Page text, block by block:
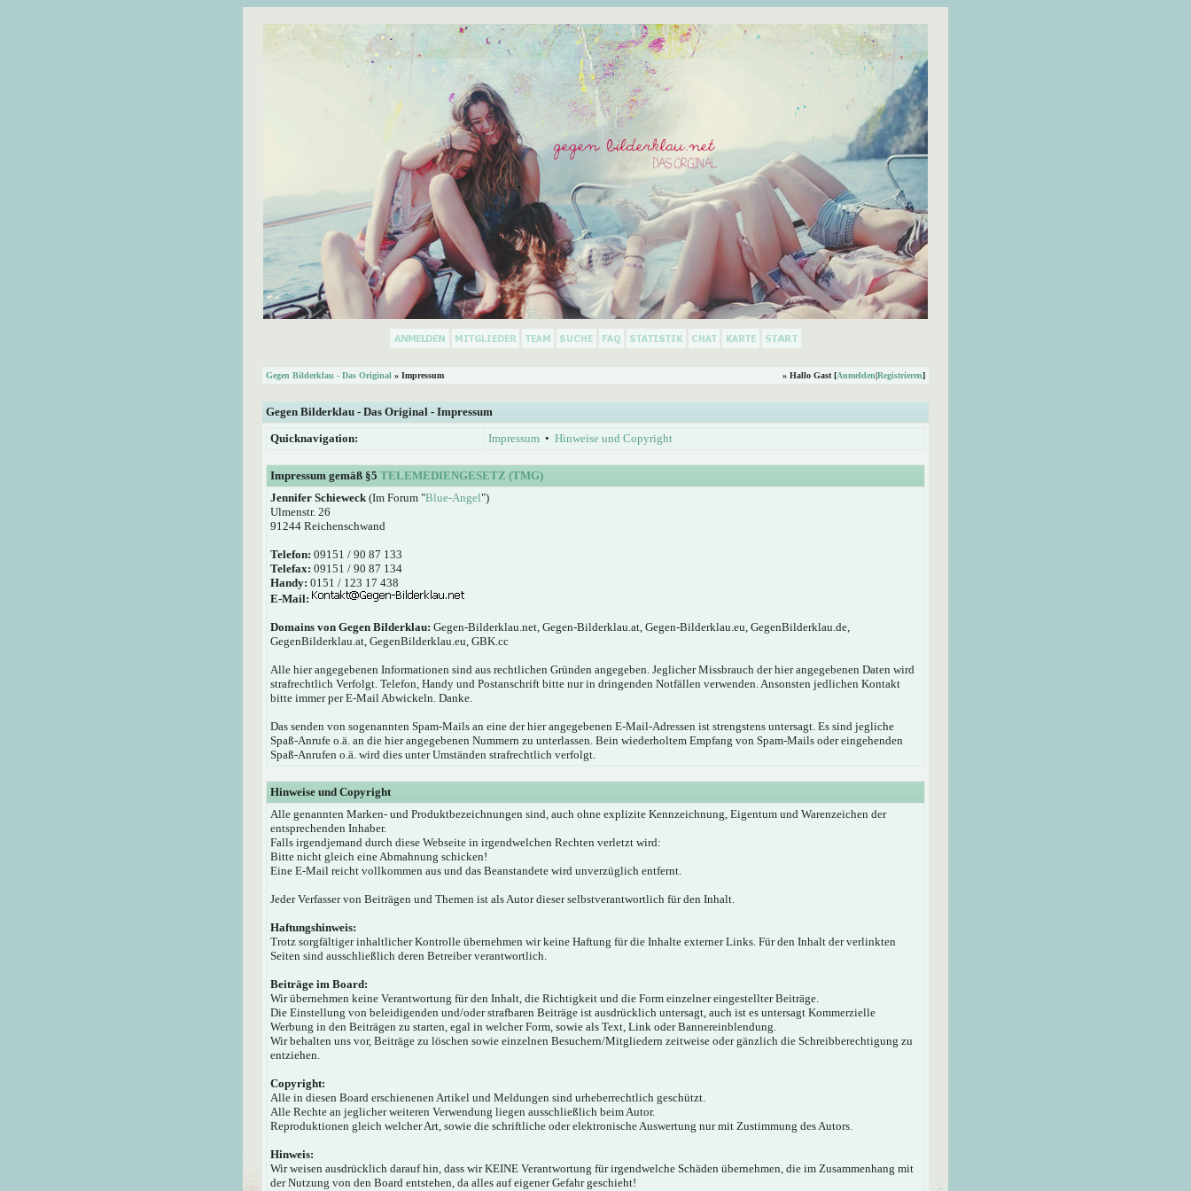
Gegen Bilderklau - Das Original » Impressum » Hallo Gast [Anmelden|Registrieren]
Gegen Bilderklau - Das Original - Impressum
Quicknavigation:
Impressum • Hinweise und Copyright
Impressum gemäß §5 TELEMEDIENGESETZ (TMG)
Jennifer Schieweck (Im Forum "Blue-Angel")
Ulmenstr. 26
91244 Reichenschwand
Telefon: 09151 / 90 87 133
Telefax: 09151 / 90 87 134
Handy: 0151 / 123 17 438
E-Mail:
Domains von Gegen Bilderklau: Gegen-Bilderklau.net, Gegen-Bilderklau.at, Gegen-Bilderklau.eu, GegenBilderklau.de,
GegenBilderklau.at, GegenBilderklau.eu, GBK.cc
Alle hier angegebenen Informationen sind aus rechtlichen Gründen angegeben. Jeglicher Missbrauch der hier angegebenen Daten wird
strafrechtlich Verfolgt. Telefon, Handy und Postanschrift bitte nur in dringenden Notfällen verwenden. Ansonsten jedlichen Kontakt
bitte immer per E-Mail Abwickeln. Danke.
Das senden von sogenannten Spam-Mails an eine der hier angegebenen E-Mail-Adressen ist strengstens untersagt. Es sind jegliche
Spaß-Anrufe o.ä. an die hier angegebenen Nummern zu unterlassen. Bein wiederholtem Empfang von Spam-Mails oder eingehenden
Spaß-Anrufen o.ä. wird dies unter Umständen strafrechtlich verfolgt.
Hinweise und Copyright
Alle genannten Marken- und Produktbezeichnungen sind, auch ohne explizite Kennzeichnung, Eigentum und Warenzeichen der
entsprechenden Inhaber.
Falls irgendjemand durch diese Webseite in irgendwelchen Rechten verletzt wird:
Bitte nicht gleich eine Abmahnung schicken!
Eine E-Mail reicht vollkommen aus und das Beanstandete wird unverzüglich entfernt.
Jeder Verfasser von Beiträgen und Themen ist als Autor dieser selbstverantwortlich für den Inhalt.
Haftungshinweis:
Trotz sorgfältiger inhaltlicher Kontrolle übernehmen wir keine Haftung für die Inhalte externer Links. Für den Inhalt der verlinkten
Seiten sind ausschließlich deren Betreiber verantwortlich.
Beiträge im Board:
Wir übernehmen keine Verantwortung für den Inhalt, die Richtigkeit und die Form einzelner eingestellter Beiträge.
Die Einstellung von beleidigenden und/oder strafbaren Beiträge ist ausdrücklich untersagt, auch ist es untersagt Kommerzielle
Werbung in den Beiträgen zu starten, egal in welcher Form, sowie als Text, Link oder Bannereinblendung.
Wir behalten uns vor, Beiträge zu löschen sowie einzelnen Besuchern/Mitgliedern zeitweise oder gänzlich die Schreibberechtigung zu
entziehen.
Copyright:
Alle in diesen Board erschienenen Artikel und Meldungen sind urheberrechtlich geschützt.
Alle Rechte an jeglicher weiteren Verwendung liegen ausschließlich beim Autor.
Reproduktionen gleich welcher Art, sowie die schriftliche oder elektronische Auswertung nur mit Zustimmung des Autors.
Hinweis:
Wir weisen ausdrücklich darauf hin, dass wir KEINE Verantwortung für irgendwelche Schäden übernehmen, die im Zusammenhang mit
der Nutzung von den Board entstehen, da alles auf eigener Gefahr geschieht!